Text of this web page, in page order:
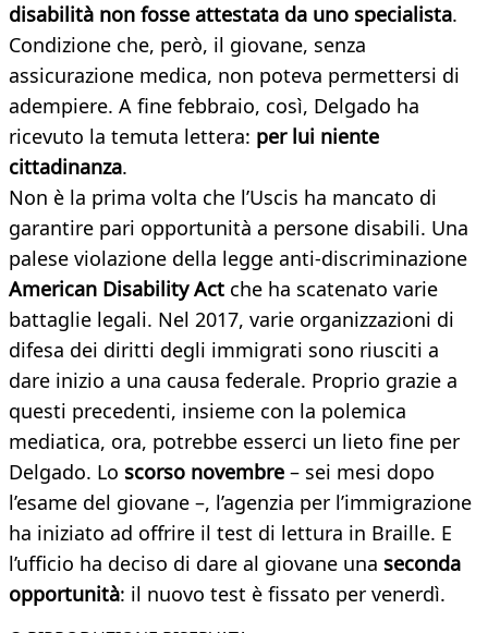
disabilità non fosse attestata da uno specialista.
Condizione che, però, il giovane, senza
assicurazione medica, non poteva permettersi di
adempiere. A fine febbraio, così, Delgado ha
ricevuto la temuta lettera: per lui niente
cittadinanza.
Non è la prima volta che l’Uscis ha mancato di
garantire pari opportunità a persone disabili. Una
palese violazione della legge anti-discriminazione
American Disability Act che ha scatenato varie
battaglie legali. Nel 2017, varie organizzazioni di
difesa dei diritti degli immigrati sono riusciti a
dare inizio a una causa federale. Proprio grazie a
questi precedenti, insieme con la polemica
mediatica, ora, potrebbe esserci un lieto fine per
Delgado. Lo scorso novembre – sei mesi dopo
l’esame del giovane –, l’agenzia per l’immigrazione
ha iniziato ad offrire il test di lettura in Braille. E
l’ufficio ha deciso di dare al giovane una seconda
opportunità: il nuovo test è fissato per venerdì.